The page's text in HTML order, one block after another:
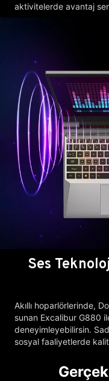
aktivitelerde avantaj
Ses
Akıllı hoparlörlerinde,
sunan Excalibur G880
deneyimleyebilirsin.
sosyal faaliyetlerde